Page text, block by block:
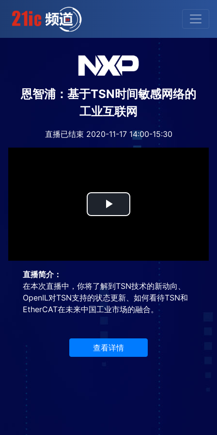
恩智浦：基于TSN时间敏感网络的
工业互联网
直播已结束 2020-11-17 14:00-15:30
Play
直播简介：
在本次直播中，你将了解到TSN技术的新动向、
OpenIL对TSN支持的状态更新、如何看待TSN和
EtherCAT在未来中国工业市场的融合。
查看详情